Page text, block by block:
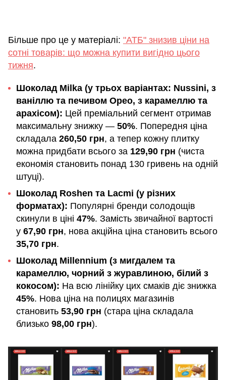
Більше про це у матеріалі: "АТБ" знизив ціни на
сотні товарів: що можна купити вигідно цього
тижня.
Шоколад Milka (у трьох варіантах: Nussini, з
ваніллю та печивом Орео, з карамеллю та
арахісом): Цей преміальний сегмент отримав
максимальну знижку — 50%. Попередня ціна
складала 260,50 грн, а тепер кожну плитку
можна придбати всього за 129,90 грн (чиста
економія становить понад 130 гривень на одній
штуці).
Шоколад Roshen та Lacmi (у різних
форматах): Популярні бренди солодощів
скинули в ціні 47%. Замість звичайної вартості
у 67,90 грн, нова акційна ціна становить всього
35,70 грн.
Шоколад Millennium (з мигдалем та
карамеллю, чорний з журавлиною, білий з
кокосом): На всю лінійку цих смаків діє знижка
45%. Нова ціна на полицях магазинів
становить 53,90 грн (стара ціна складала
близько 98,00 грн).